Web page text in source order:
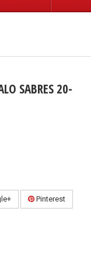
SABRES 20-
Pinterest